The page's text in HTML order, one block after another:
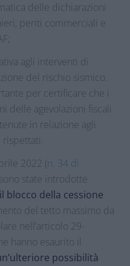
delle dichiarazioni
periti commerciali e
agli interventi di
del rischio sismico.
per certificare che i
delle agevolazioni fiscali
in relazione agli
2022 (n. 34 di
state introdotte
blocco della cessione
del tetto massimo da
nell’articolo 29-
hanno esaurito il
possibilità